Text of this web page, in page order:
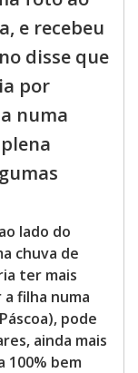
e recebeu
disse que
por
numa
lado do
chuva de
ter mais
filha numa
pode
ainda mais
100% bem